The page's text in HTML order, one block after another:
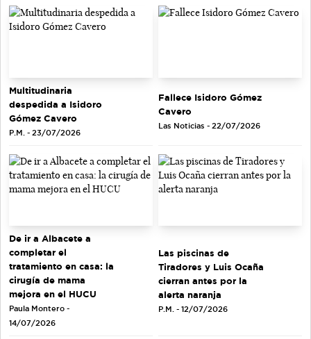
Multitudinaria
despedida a Isidoro
Gómez Cavero
P.M. - 23/07/2026
Fallece Isidoro Gómez
Cavero
Las Noticias - 22/07/2026
De ir a Albacete a
completar el
tratamiento en casa: la
cirugía de mama
mejora en el HUCU
Paula Montero -
14/07/2026
Las piscinas de
Tiradores y Luis Ocaña
cierran antes por la
alerta naranja
P.M. - 12/07/2026